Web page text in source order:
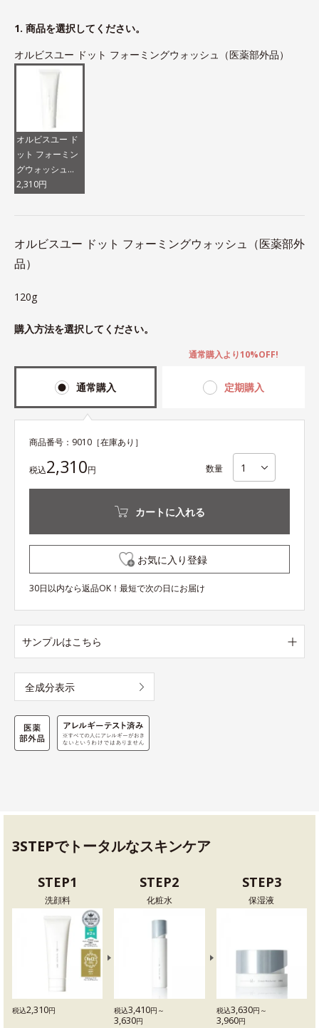
1. 商品を選択してください。
オルビスユー ドット フォーミングウォッシュ（医薬部外品）
オルビスユー ド
ット フォーミン
グウォッシュ
（医薬部外品）
2,310円
オルビスユー ドット フォーミングウォッシュ（医薬部外
品）
120g
購入方法を選択してください。
通常購入 定期購入
通常購入より10%OFF!
商品番号： 9010 ［在庫あり］
税込2,310円 数量
カートに入れる
お気に入り登録
30日以内なら返品OK！最短で次の日にお届け
サンプルはこちら
全成分表示
3STEPでトータルなスキンケア
STEP1
洗顔料
税込2,310円
STEP2
化粧水
税込3,410円～
3,630円
STEP3
保湿液
税込3,630円～
3,960円